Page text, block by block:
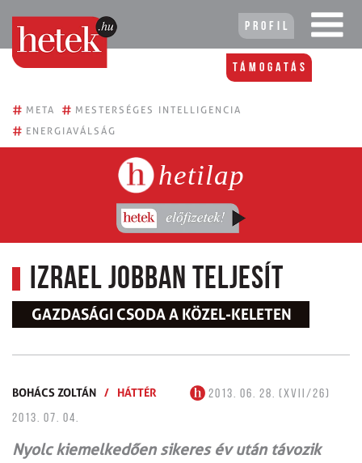
Profil
Támogatás
# META # MESTERSÉGES INTELLIGENCIA
# ENERGIAVÁLSÁG
hetilap
Izrael jobban teljesít
GAZDASÁGI CSODA A KÖZEL-KELETEN
BOHÁCS ZOLTÁN / HÁTTÉR
2013. 06. 28. (XVII/26)
2013. 07. 04.
Nyolc kiemelkedően sikeres év után távozik